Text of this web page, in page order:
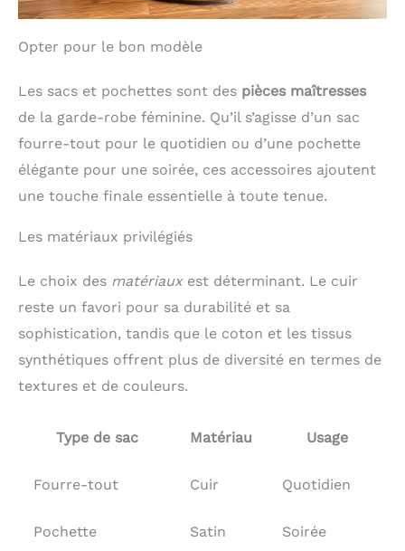
durable grâce à cette étoffe en 100%
grande résistance offre de multiples
et les motifs conservent leur éclat lavage
après lavage. Sa texture douce et son fini
soigné en font un accessoire à la fois stylé et
d’une praticité incomparable. Un Cadeau
Idéal et Emballé avec Soin：À la recherche
d’une idée cadeau raffinée, utile et toujours
appréciée ? Ce foulard carré 90x90 cm, avec
offrir pour un anniversaire, la Fête des Mères,
marquer une attention délicate et pensée, il
tous les jours.
Opter pour le bon modèle
Les sacs et pochettes sont des pièces maîtresses
de la garde-robe féminine. Qu’il s’agisse d’un sac
fourre-tout pour le quotidien ou d’une pochette
élégante pour une soirée, ces accessoires ajoutent
une touche finale essentielle à toute tenue.
Les matériaux privilégiés
Le choix des matériauxest déterminant. Le cuir
reste un favori pour sa durabilité et sa
sophistication, tandis que le coton et les tissus
synthétiques offrent plus de diversité en termes de
textures et de couleurs.
Type de sac Matériau Usage
Fourre-tout Cuir Quotidien
Pochette Satin Soirée